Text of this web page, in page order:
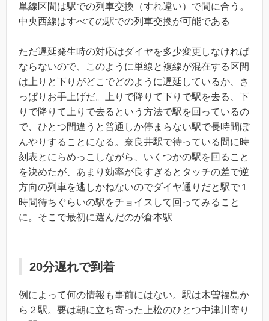
単線区間は駅での列車交換（すれ違い）で間に合う。
中央西線はすべての駅での列車交換が可能である
ただ遅延発生時の対応はダイヤを多少変更しなければ
ならないので、このように単線と複線が混在する区間
は上りと下りがどこでどのように遅延しているか、さ
っぱりお手上げだ。上りで降りて下りで駅を去る、下
りで降りて上りで去るという方法で駅を回っているの
で、ひとつ間違うと普通しか停まらない駅で長時間ぼ
んやりすることになる。奈良井駅で待っている間に時
刻表とにらめっこしながら、いくつかの駅を回ること
を決めたが、あまり効率が良すぎるとタッチの差で逆
方向の列車を逃しかねないのでダイヤ通りだと駅で１
時間待ちぐらいの駅をチョイスして回ってみること
に。そこで最初に選んだのが倉本駅
20分遅れで到着
例によって何の情報も事前にはない。駅は木曽福島か
ら２駅。要は朝に立ち寄った上松のひとつ中津川寄り